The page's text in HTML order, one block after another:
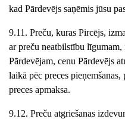
kad Pārdevējs saņēmis jūsu
9.11. Preču, kuras Pircējs,
ar preču neatbilstību
Pārdevējam, cenu Pārdevējs
laikā pēc preces
preces apmaksa.
9.12. Preču atgriešanas